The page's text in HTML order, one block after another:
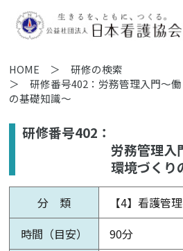
HOME
研修の検索
研修番号402：労務管理入門～
の基礎知識～
研修番号402：
労務管理入
環境づくり
分 類
【4】看護管
時間（目安）
90分